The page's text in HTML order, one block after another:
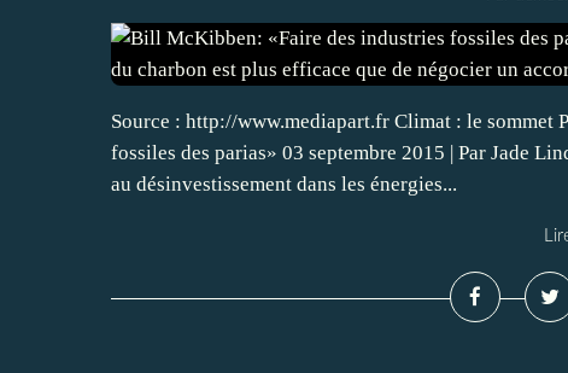
Source : http://www.mediapart.fr Climat : le
fossiles des parias» 03 septembre 2015 | Par Jade
au désinvestissement dans les énergies...